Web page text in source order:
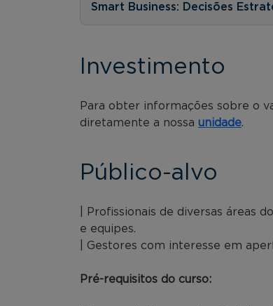
Smart Business: Decisões
Investimento
Para obter informações sobre o
diretamente a nossa unidade.
Público-alvo
| Profissionais de diversas áreas
e equipes.
| Gestores com interesse em
Pré-requisitos do curso: